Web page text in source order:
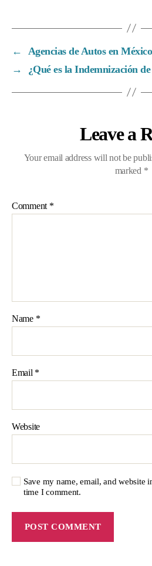
←
Agencias de Autos en
→
¿Qué es la Indemnización
Leave a
Your email address will not be
marked *
Comment *
Name *
Email *
Website
Save my name, email, and website
time I comment.